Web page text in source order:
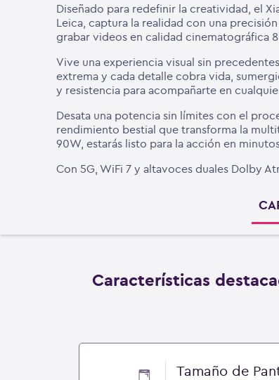
Diseñado para redefinir la creatividad, el
Leica, captura la realidad con una
grabar videos en calidad cinematográfica
Vive una experiencia visual sin
extrema y cada detalle cobra vida,
y resistencia para acompañarte en
Desata una potencia sin límites con el
rendimiento bestial que transforma la
90W, estarás listo para la acción en
Con 5G, WiFi 7 y altavoces duales Dolby
Características
Tamaño de